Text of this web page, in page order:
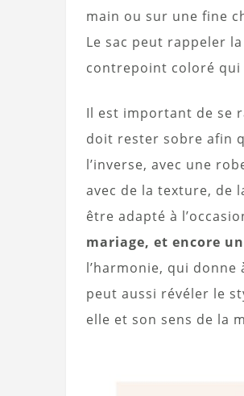
main ou sur une fine
Le sac peut rappeler
contrepoint coloré qui
Il est important de se
doit rester sobre afin
l’inverse, avec une
avec de la texture, de
être adapté à
mariage, et encore
l’harmonie, qui
peut aussi révéler le
elle et son sens de la